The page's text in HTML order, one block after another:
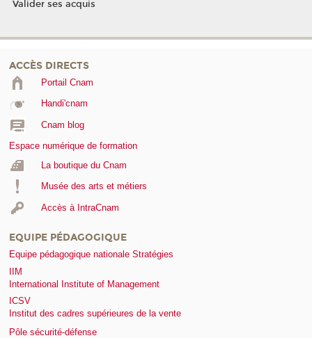
Valider ses acquis
ACCÈS DIRECTS
Portail Cnam
Handi'cnam
Cnam blog
Espace numérique de formation
La boutique du Cnam
Musée des arts et métiers
Accès à IntraCnam
EQUIPE PÉDAGOGIQUE
Equipe pédagogique nationale Stratégies
IIM
International Institute of Management
ICSV
Institut des cadres supérieures de la vente
Pôle sécurité-défense